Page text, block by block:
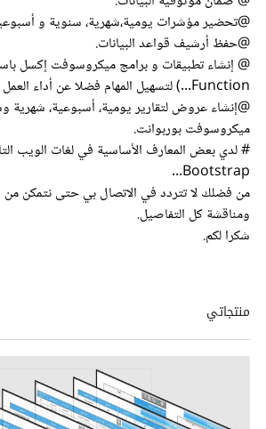
@تحضير مؤشرات يومية،شهرية، سنوية و
@حفظ أرشيف قواعد البيانات.
Function...) لتسهيل المهام فضلا عن أداء العمل في وقت قصير.
@إنشاء عروض لتقارير يومية، أسبوعية، شهرية
ميكروسوفت بوربوانت.
Bootstrap...
من فضلك لا تتردد في الاتصال بي حتى نتمكن
ومناقشة كل التفاصيل.
شكرا لكم.
منتجاتي